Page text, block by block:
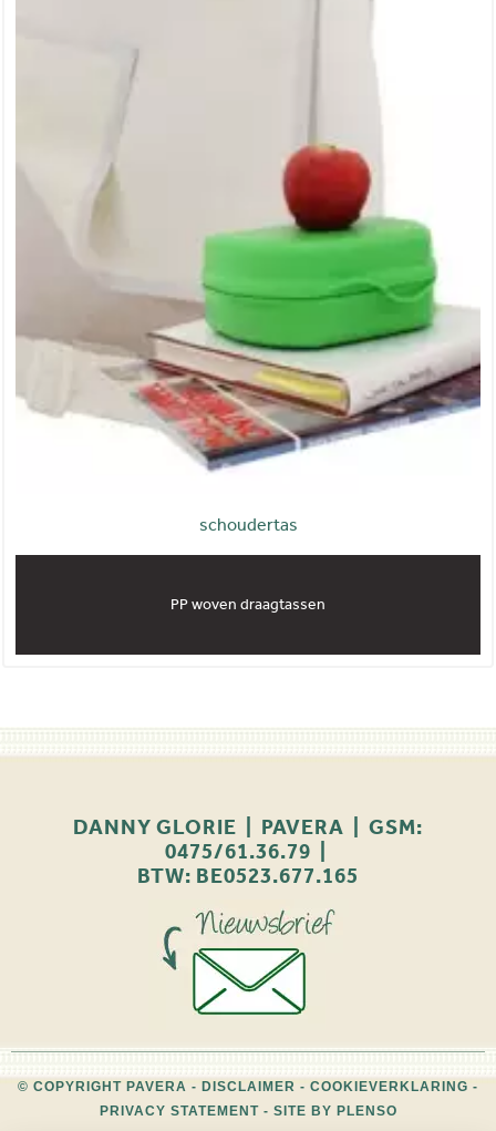
schoudertas
PP woven draagtassen
DANNY GLORIE | PAVERA | GSM:
0475/61.36.79 |
BTW: BE0523.677.165
© COPYRIGHT PAVERA - DISCLAIMER - COOKIEVERKLARING -
PRIVACY STATEMENT- SITE BY PLENSO